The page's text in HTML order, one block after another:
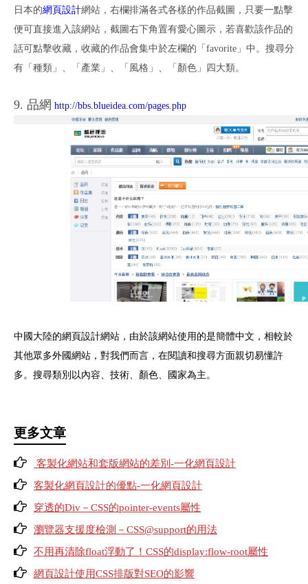
日本的網頁設計網站，右欄排滿各式各樣的作品截圖，只要一點擊
便可直接進入該網站，截圖右下角置有愛心圖示，若喜歡該作品的
話可點擊收藏，收藏的作品會集中於左欄的「 favorite 」中。搜尋分
有「種類」、「產業」、「風格」、「顏色」四大類。
9. 品網 http://bbs.blueidea.com/pages.php
中國大陸的網頁設計網站，由於該網站使用的是簡體中文，相較於
其他眾多外國網站，對我們而言，在閱讀和搜尋方面親切易懂許
多。搜尋類別以內容、技術、顏色、國家為主。
更多文章
客製化網站和套版網站的差別-一化網頁設計
客製化網頁設計的優點-一化網頁設計
穿透的Div－CSS的pointer-events屬性
瀏覽器支援度檢測－CSS@support的用法
不用再清除float浮動了！CSS的display:flow-root屬性
網頁設計使用CSS排版對SEO的影響